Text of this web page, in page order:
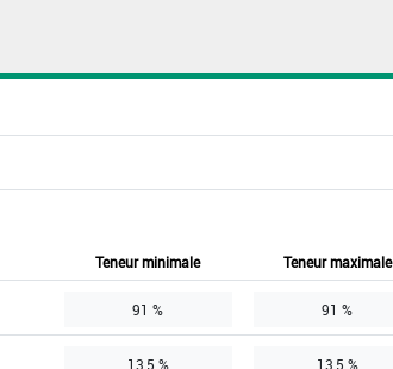
Teneur minimale Teneur maximale
91 % 91 %
13,5 % 13,5 %